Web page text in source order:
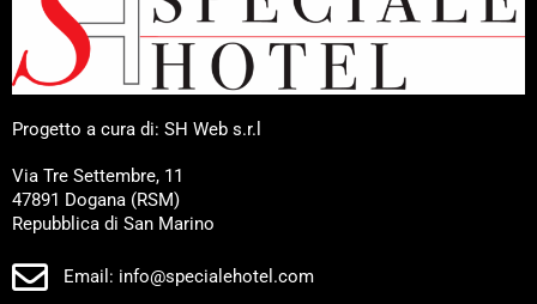
Progetto a cura di: SH Web s.r.l
Via Tre Settembre, 11
47891 Dogana (RSM)
Repubblica di San Marino
Email: info@specialehotel.com